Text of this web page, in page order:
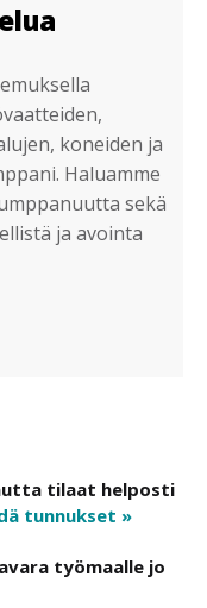
koneiden ja
Haluamme
sekä
ja avointa
tilaat helposti
tunnukset »
työmaalle jo